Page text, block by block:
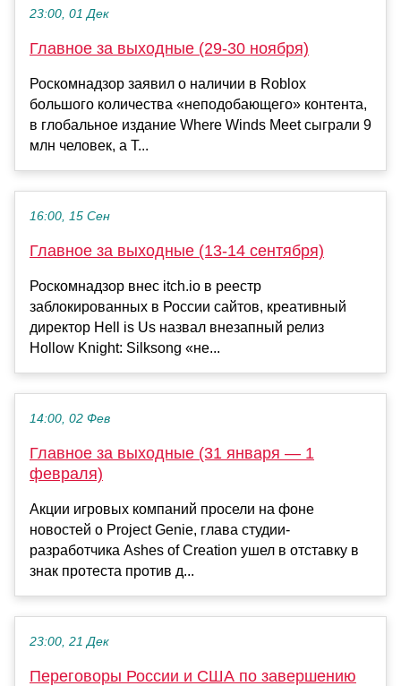
23:00, 01 Дек
Главное за выходные (29-30 ноября)
Роскомнадзор заявил о наличии в Roblox
большого количества «неподобающего» контента,
в глобальное издание Where Winds Meet сыграли 9
млн человек, а T...
16:00, 15 Сен
Главное за выходные (13-14 сентября)
Роскомнадзор внес itch.io в реестр
заблокированных в России сайтов, креативный
директор Hell is Us назвал внезапный релиз
Hollow Knight: Silksong «не...
14:00, 02 Фев
Главное за выходные (31 января — 1
февраля)
Акции игровых компаний просели на фоне
новостей о Project Genie, глава студии-
разработчика Ashes of Creation ушел в отставку в
знак протеста против д...
23:00, 21 Дек
Переговоры России и США по завершению